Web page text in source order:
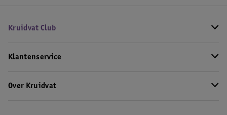
Kruidvat Club
Klantenservice
Over Kruidvat